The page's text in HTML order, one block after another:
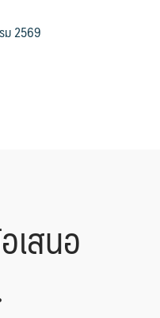
ม 2569
เสนอ